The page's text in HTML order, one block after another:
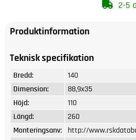
2-5
Produktinformation
Teknisk specifikation
Bredd:
140
Dimension:
88,9x35
Höjd:
110
Längd:
260
Monteringsanv:
http://